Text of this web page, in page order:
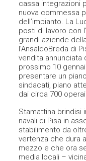
cassa integrazioni
nuova commessa
dell’impianto. La
posti di lavoro con
grandi aziende
l’AnsaldoBreda di
vendita annunciata
prossimo 10
presentare un
sindacati, piano
dai circa 700
Stamattina brindisi
navali di Pisa in
stabilimento da
vertenza che dura
mezzo e che ora
media locali –